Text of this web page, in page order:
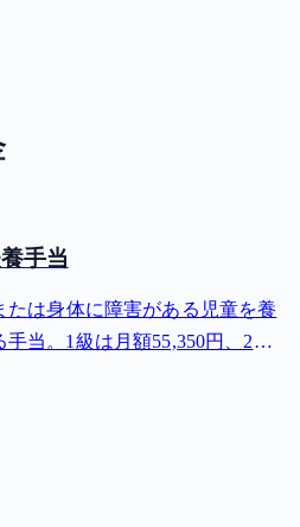
手当
たは身体に障害がある児童を養
当。1級は月額55,350円、2級